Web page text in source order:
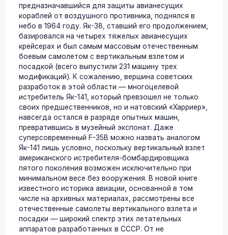
предназначавшийся для защиты авианесущих
кораблей от воздушного противника, поднялся в
небо в 1964 году. Як-38, ставший его продолжением,
базировался на четырех тяжелых авианесущих
крейсерах и был самым массовым отечественным
боевым самолетом с вертикальным взлетом и
посадкой (всего выпустили 231 машину трех
модификаций). К сожалению, вершина советских
разработок в этой области — многоцелевой
истребитель Як-141, который превзошел не только
своих предшественников, но и натовский «Харриер»,
навсегда остался в разряде опытных машин,
превратившись в музейный экспонат. Даже
суперсовременный F-35В можно назвать аналогом
Як-141 лишь условно, поскольку вертикальный взлет
американского истребителя-бомбардировщика
пятого поколения возможен исключительно при
минимальном весе без вооружения. В новой книге
известного историка авиации, основанной в том
числе на архивных материалах, рассмотрены все
отечественные самолеты вертикального взлета и
посадки — широкий спектр этих летательных
аппаратов разработанных в СССР. От не